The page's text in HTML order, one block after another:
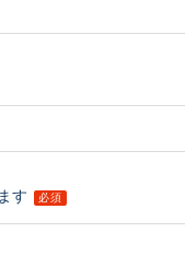
す 必須